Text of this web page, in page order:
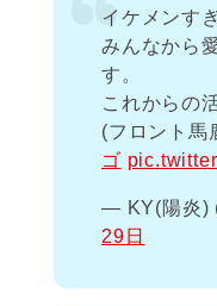
イケメンす
みんなから
す。
これからの
(フロント馬
ゴ
— KY(陽炎)
29日